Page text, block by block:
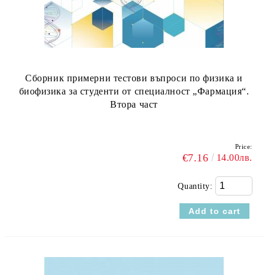
Сборник примерни тестови въпроси по физика и
биофизика за студенти от специалност „Фармация“.
Втора част
Price:
€7.16 14.00лв.
Quantity: